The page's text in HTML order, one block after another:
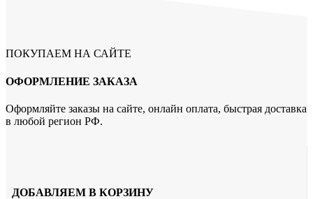
ПОКУПАЕМ НА САЙТЕ
ОФОРМЛЕНИЕ ЗАКАЗА
Оформляйте заказы на сайте, онлайн оплата, быстрая доставка
в любой регион РФ.
ДОБАВЛЯЕМ В КОРЗИНУ